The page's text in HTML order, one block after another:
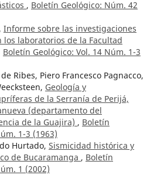
, Boletín Geológico: Núm. 42
Informe sobre las investigaciones
los laboratorios de la Facultad
Boletín Geológico: Vol. 14 Núm. 1-3
Ribes, Piero Francesco Pagnacco,
Geología y
de la Serranía de Perijá,
(departamento del
de la Guajira) , Boletín
1-3 (1963)
Hurtado, Sismicidad histórica y
de Bucaramanga , Boletín
1 (2002)